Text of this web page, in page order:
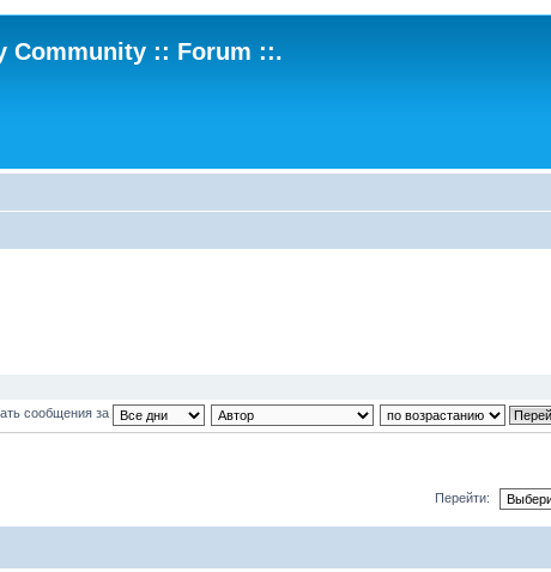
Community :: Forum ::.
сообщения за
Перейти: